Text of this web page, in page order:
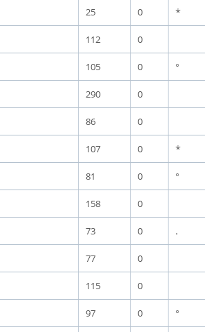
25 0 *
112 0
105 0 °
290 0
86 0
107 0 *
81 0 °
158 0
73 0 .
77 0
115 0
97 0 °